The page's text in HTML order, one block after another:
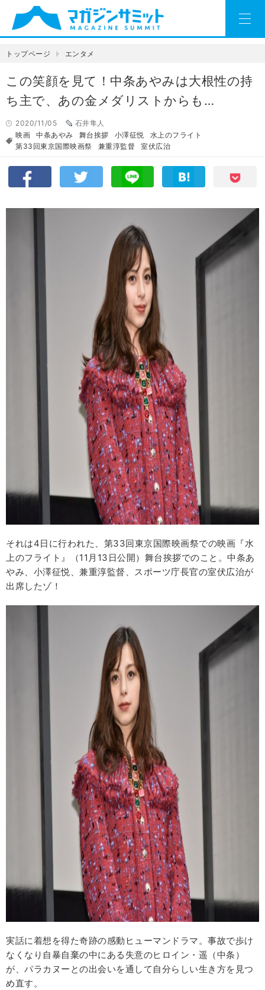
トップページ エンタメ
この笑顔を見て！中条あやみは大根性の持
ち主で、あの金メダリストからも…
2020/11/05
石井隼人
映画
中条あやみ 舞台挨拶 小澤征悦
水上のフライト
第33回東京国際映画祭
兼重淳監督 室伏広治
それは4日に行われた、第33回東京国際映画祭での映画『水
上のフライト』（11月13日公開）舞台挨拶でのこと。中条あ
やみ、小澤征悦、兼重淳監督、スポーツ庁長官の室伏広治が
出席したゾ！
実話に着想を得た奇跡の感動ヒューマンドラマ。事故で歩け
なくなり自暴自棄の中にある失意のヒロイン・遥（中条）
が、パラカヌーとの出会いを通して自分らしい生き方を見つ
め直す。